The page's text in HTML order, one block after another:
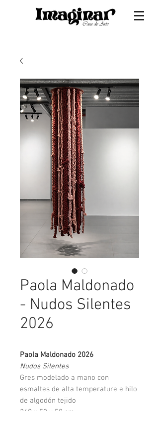
Paola Maldonado
- Nudos Silentes
2026
Paola Maldonado 2026
Nudos Silentes
Gres modelado a mano con
esmaltes de alta temperature e hilo
de algodón tejido
240 x 50 x 50 cm